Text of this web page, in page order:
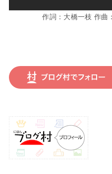
作詞：大橋一枝 作曲